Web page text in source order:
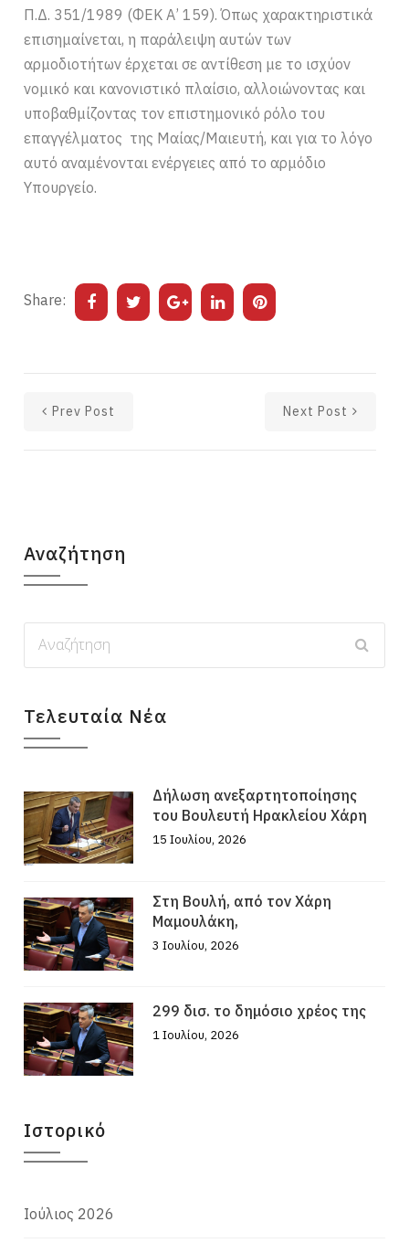
Π.Δ. 351/1989 (ΦΕΚ Α’ 159). Όπως χαρακτηριστικά
επισημαίνεται, η παράλειψη αυτών των
αρμοδιοτήτων έρχεται σε αντίθεση με το ισχύον
νομικό και κανονιστικό πλαίσιο, αλλοιώνοντας και
υποβαθμίζοντας τον επιστημονικό ρόλο του
επαγγέλματος της Μαίας/Μαιευτή, και για το λόγο
αυτό αναμένονται ενέργειες από το αρμόδιο
Υπουργείο.
Share:
Prev Post Next Post
Αναζήτηση
Τελευταία Νέα
Δήλωση ανεξαρτητοποίησης
του Βουλευτή Ηρακλείου Χάρη
15 Ιουλίου, 2026
Στη Βουλή, από τον Χάρη
Μαμουλάκη,
3 Ιουλίου, 2026
299 δισ. το δημόσιο χρέος της
1 Ιουλίου, 2026
Ιστορικό
Ιούλιος 2026